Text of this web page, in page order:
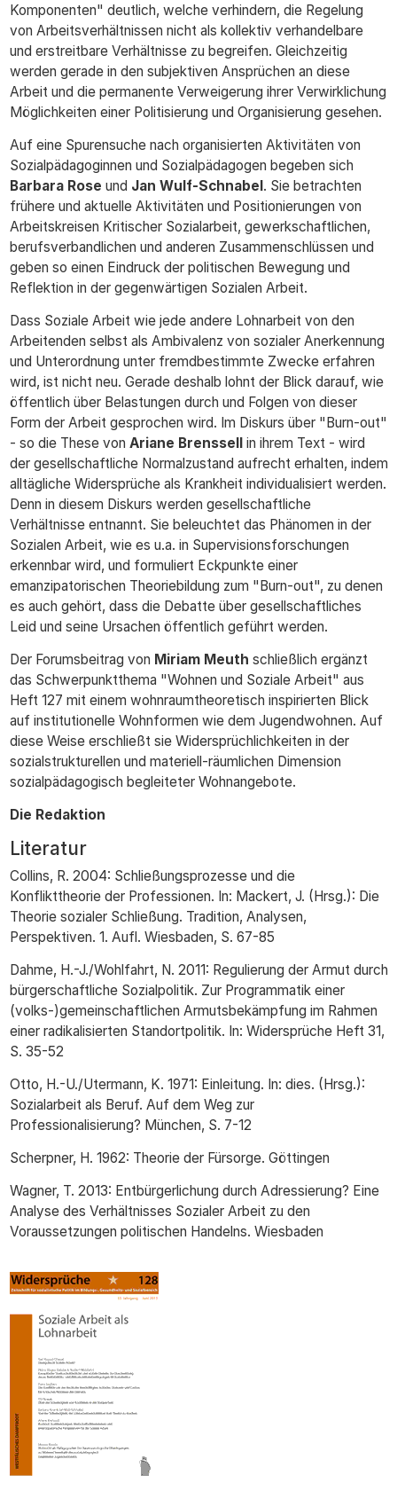
Komponenten" deutlich, welche verhindern, die Regelung
von Arbeitsverhältnissen nicht als kollektiv verhandelbare
und erstreitbare Verhältnisse zu begreifen. Gleichzeitig
werden gerade in den subjektiven Ansprüchen an diese
Arbeit und die permanente Verweigerung ihrer Verwirklichung
Möglichkeiten einer Politisierung und Organisierung gesehen.
Auf eine Spurensuche nach organisierten Aktivitäten von
Sozialpädagoginnen und Sozialpädagogen begeben sich
Barbara Rose und Jan Wulf-Schnabel. Sie betrachten
frühere und aktuelle Aktivitäten und Positionierungen von
Arbeitskreisen Kritischer Sozialarbeit, gewerkschaftlichen,
berufsverbandlichen und anderen Zusammenschlüssen und
geben so einen Eindruck der politischen Bewegung und
Reflektion in der gegenwärtigen Sozialen Arbeit.
Dass Soziale Arbeit wie jede andere Lohnarbeit von den
Arbeitenden selbst als Ambivalenz von sozialer Anerkennung
und Unterordnung unter fremdbestimmte Zwecke erfahren
wird, ist nicht neu. Gerade deshalb lohnt der Blick darauf, wie
öffentlich über Belastungen durch und Folgen von dieser
Form der Arbeit gesprochen wird. Im Diskurs über "Burn-out"
- so die These von Ariane Brenssellin ihrem Text - wird
der gesellschaftliche Normalzustand aufrecht erhalten, indem
alltägliche Widersprüche als Krankheit individualisiert werden.
Denn in diesem Diskurs werden gesellschaftliche
Verhältnisse entnannt. Sie beleuchtet das Phänomen in der
Sozialen Arbeit, wie es u.a. in Supervisionsforschungen
erkennbar wird, und formuliert Eckpunkte einer
emanzipatorischen Theoriebildung zum "Burn-out", zu denen
es auch gehört, dass die Debatte über gesellschaftliches
Leid und seine Ursachen öffentlich geführt werden.
Der Forumsbeitrag von Miriam Meuth schließlich ergänzt
das Schwerpunktthema "Wohnen und Soziale Arbeit" aus
Heft 127 mit einem wohnraumtheoretisch inspirierten Blick
auf institutionelle Wohnformen wie dem Jugendwohnen. Auf
diese Weise erschließt sie Widersprüchlichkeiten in der
sozialstrukturellen und materiell-räumlichen Dimension
sozialpädagogisch begleiteter Wohnangebote.
Die Redaktion
Literatur
Collins, R. 2004: Schließungsprozesse und die
Konflikttheorie der Professionen. In: Mackert, J. (Hrsg.): Die
Theorie sozialer Schließung. Tradition, Analysen,
Perspektiven. 1. Aufl. Wiesbaden, S. 67-85
Dahme, H.-J./Wohlfahrt, N. 2011: Regulierung der Armut durch
bürgerschaftliche Sozialpolitik. Zur Programmatik einer
(volks-)gemeinschaftlichen Armutsbekämpfung im Rahmen
einer radikalisierten Standortpolitik. In: Widersprüche Heft 31,
S. 35-52
Otto, H.-U./Utermann, K. 1971: Einleitung. In: dies. (Hrsg.):
Sozialarbeit als Beruf. Auf dem Weg zur
Professionalisierung? München, S. 7-12
Scherpner, H. 1962: Theorie der Fürsorge. Göttingen
Wagner, T. 2013: Entbürgerlichung durch Adressierung? Eine
Analyse des Verhältnisses Sozialer Arbeit zu den
Voraussetzungen politischen Handelns. Wiesbaden
Cover_128_Webdatei.gif